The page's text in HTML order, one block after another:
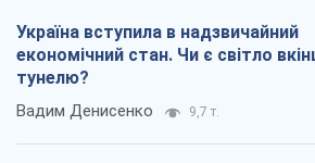
Україна вступила в надзвичайний
економічний стан. Чи є світло
тунелю?
Вадим Денисенко 9,7 т.